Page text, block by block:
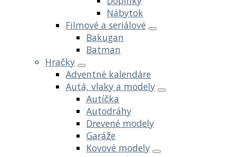
Nábytok
Filmové a seriálové
Bakugan
Batman
Hračky
Adventné kalendáre
Autá, vlaky a modely
Autíčka
Autodráhy
Drevené modely
Garáže
Kovové modely